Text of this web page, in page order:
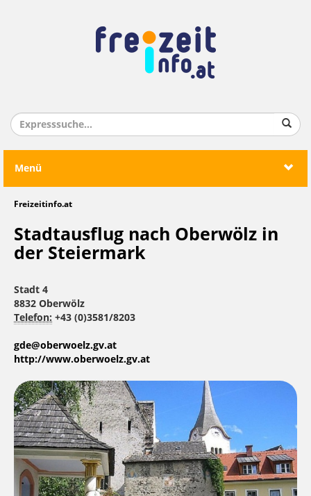
Menü
Freizeitinfo.at
Stadtausflug nach Oberwölz in
der Steiermark
Stadt 4
8832 Oberwölz
Telefon: +43 (0)3581/8203
gde@oberwoelz.gv.at
http://www.oberwoelz.gv.at